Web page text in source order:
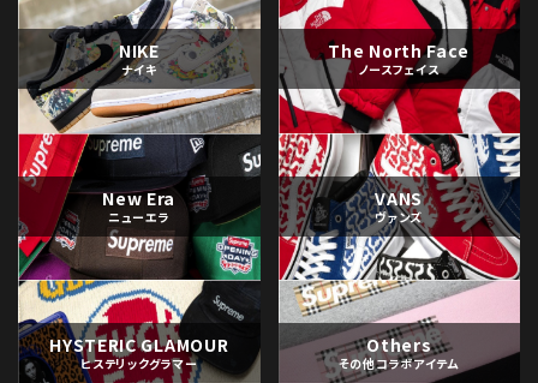
NIKE
ナイキ
The North Face
ノースフェイス
New Era
ニューエラ
VANS
ヴァンズ
HYSTERIC GLAMOUR
ヒステリックグラマー
Others
その他コラボアイテム